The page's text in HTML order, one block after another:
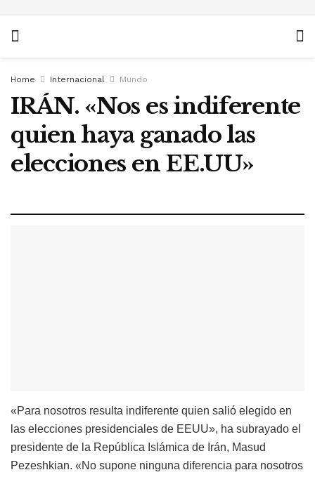
Home Internacional Mundo
IRÁN. «Nos es indiferente
quien haya ganado las
elecciones en EE.UU»
«Para nosotros resulta indiferente quien salió elegido en
las elecciones presidenciales de EEUU», ha subrayado el
presidente de la República Islámica de Irán, Masud
Pezeshkian. «No supone ninguna diferencia para nosotros